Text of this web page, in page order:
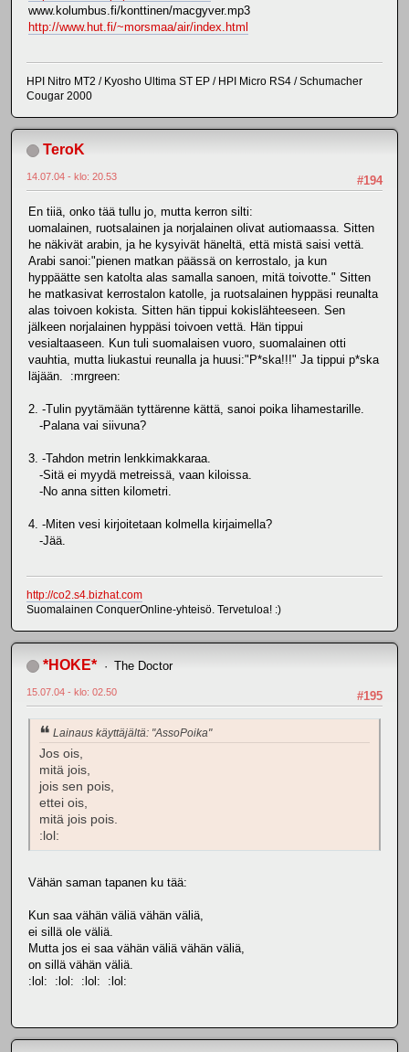
www.kolumbus.fi/konttinen/macgyver.mp3
http://www.hut.fi/~morsmaa/air/index.html
HPI Nitro MT2 / Kyosho Ultima ST EP / HPI Micro RS4 / Schumacher
Cougar 2000
TeroK
#194
14.07.04 - klo: 20.53
En tiiä, onko tää tullu jo, mutta kerron silti:
uomalainen, ruotsalainen ja norjalainen olivat autiomaassa. Sitten
he näkivät arabin, ja he kysyivät häneltä, että mistä saisi vettä.
Arabi sanoi:"pienen matkan päässä on kerrostalo, ja kun
hyppäätte sen katolta alas samalla sanoen, mitä toivotte." Sitten
he matkasivat kerrostalon katolle, ja ruotsalainen hyppäsi reunalta
alas toivoen kokista. Sitten hän tippui kokislähteeseen. Sen
jälkeen norjalainen hyppäsi toivoen vettä. Hän tippui
vesialtaaseen. Kun tuli suomalaisen vuoro, suomalainen otti
vauhtia, mutta liukastui reunalla ja huusi:"P*ska!!!" Ja tippui p*ska
läjään. :mrgreen:
2. -Tulin pyytämään tyttärenne kättä, sanoi poika lihamestarille.
-Palana vai siivuna?
3. -Tahdon metrin lenkkimakkaraa.
-Sitä ei myydä metreissä, vaan kiloissa.
-No anna sitten kilometri.
4. -Miten vesi kirjoitetaan kolmella kirjaimella?
-Jää.
http://co2.s4.bizhat.com
Suomalainen ConquerOnline-yhteisö. Tervetuloa! :)
*HOKE* The Doctor
#195
15.07.04 - klo: 02.50
Lainaus käyttäjältä: "AssoPoika"
Jos ois,
mitä jois,
jois sen pois,
ettei ois,
mitä jois pois.
:lol:
Vähän saman tapanen ku tää:
Kun saa vähän väliä vähän väliä,
ei sillä ole väliä.
Mutta jos ei saa vähän väliä vähän väliä,
on sillä vähän väliä.
:lol: :lol: :lol: :lol: